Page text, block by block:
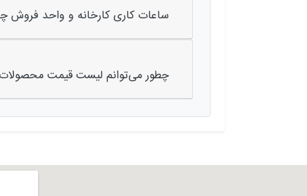
ساعات کاری کارخانه و واحد فروش
چطور می‌توانم لیست قیمت محصولات